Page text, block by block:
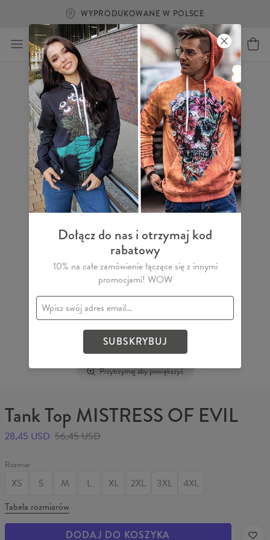
WYPRODUKOWANE W POLSCE
Przytrzymaj aby powiększyć
Tank Top MISTRESS OF EVIL
28,45 USD 56,45 USD
Rozmiar
XS S M L XL 2XL 3XL
4XL
Tabela rozmiarów
DODAJ DO KOSZYKA
Dołącz do nas i otrzymaj kod
rabatowy
10% na całe zamówienie łączące się z innymi
promocjami! WOW
SUBSKRYBUJ